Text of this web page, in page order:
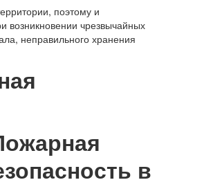
поэтому и
возникновении чрезвычайных
неправильного хранения